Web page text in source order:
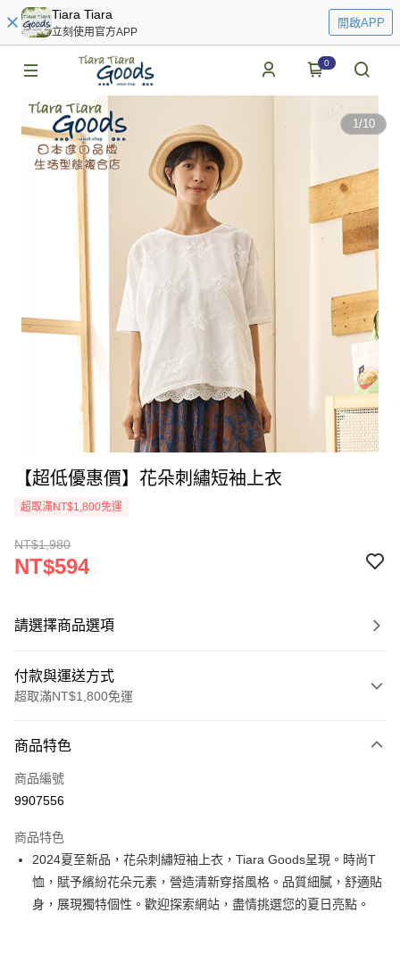
Tiara Tiara
立刻使用官方APP
開啟APP
0
1/10
【超低優惠價】花朵刺繡短袖上衣
超取滿NT$1,800免運
NT$1,980
NT$594
請選擇商品選項
付款與運送方式
超取滿NT$1,800免運
信用卡一次付款
超商取貨付款
Apple Pay
街口支付
商品特色
商品編號
9907556
商品特色
2024夏至新品，花朵刺繡短袖上衣，Tiara Goods呈現。時尚T
恤，賦予繽紛花朵元素，營造清新穿搭風格。品質細膩，舒適貼
身，展現獨特個性。歡迎探索網站，盡情挑選您的夏日亮點。